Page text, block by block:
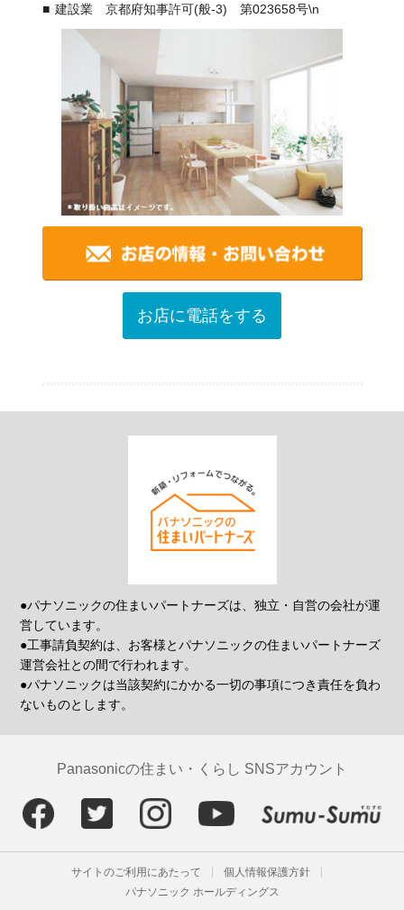
建設業 京都府知事許可(般-3) 第023658号\n
お店に電話をする
●パナソニックの住まいパートナーズは、独立・自営の会社が運
営しています。
●工事請負契約は、お客様とパナソニックの住まいパートナーズ
運営会社との間で行われます。
●パナソニックは当該契約にかかる一切の事項につき責任を負わ
ないものとします。
Panasonicの住まい・くらし SNSアカウント
サイトのご利用にあたって
個人情報保護方針
パナソニック ホールディングス